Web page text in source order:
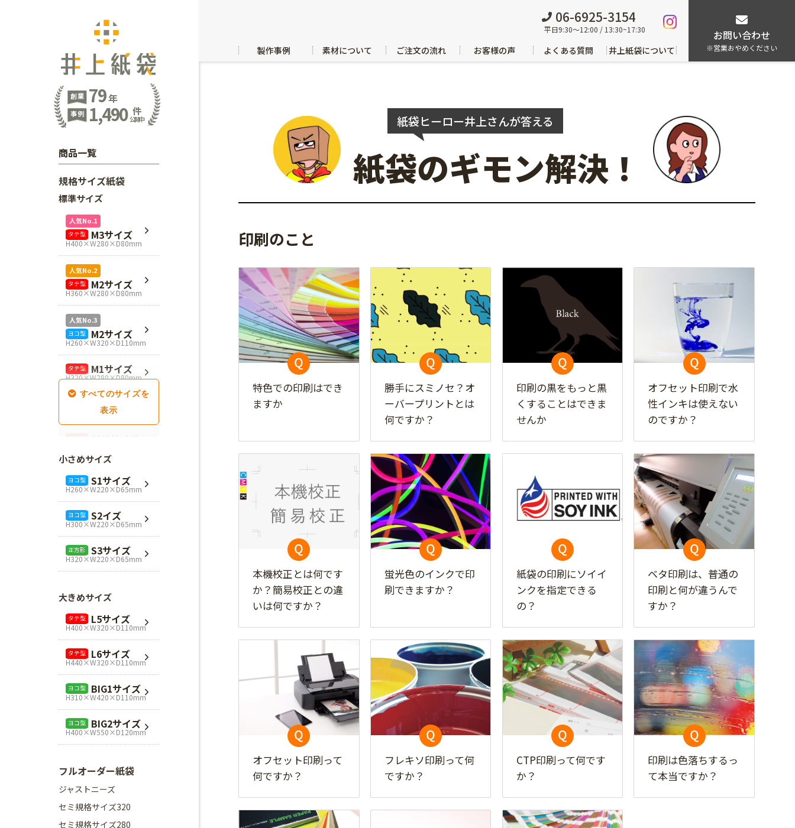
お問い合わせ
※営業おやめください
06-6925-3154
平日9:30～12:00 / 13:30~17:30
製作事例 素材について ご注文の流れ お客様の声 よくある質問 井上紙袋について
紙袋ヒーロー井上さんが答える
紙袋のギモン解決！
印刷のこと
特色での印刷はでき
ますか
勝手にスミノセ？オ
ーバープリントとは
何ですか？
印刷の黒をもっと黒
くすることはできま
せんか
オフセット印刷で水
性インキは使えない
のですか？
本機校正とは何です
か？簡易校正との違
いは何ですか？
蛍光色のインクで印
刷できますか？
紙袋の印刷にソイイ
ンクを指定できる
の？
ベタ印刷は、普通の
印刷と何が違うんで
すか？
オフセット印刷って
何ですか？
フレキソ印刷って何
ですか？
CTP印刷って何です
か？
印刷は色落ちするっ
て本当ですか？
創業 79年
事例 1,490 件
公開中
商品一覧
規格サイズ紙袋
標準サイズ
人気No.1
タテ型 M3サイズ
H400×W280×D80mm
人気No.2
タテ型 M2サイズ
H360×W280×D80mm
人気No.3
ヨコ型 M2サイズ
H260×W320×D110mm
タテ型 M1サイズ
H320×W280×D80mm
SM1サイズ
H280×W260×D100mm
SM3サイズ
H360×W260×D100mm
L4サイズ
H360×W320×D110mm
L1サイズ
H240×W320×D110mm
正方形 Mスクエア
H280×W280×D80mm
正方形 Lスクエア
H320×W320×D110mm
小さめサイズ
ヨコ型 S1サイズ
H260×W220×D65mm
ヨコ型 S2イズ
H300×W220×D65mm
正方形 S3サイズ
H320×W220×D65mm
大きめサイズ
タテ型 L5サイズ
H400×W320×D110mm
タテ型 L6サイズ
H440×W320×D110mm
ヨコ型 BIG1サイズ
H310×W420×D110mm
ヨコ型 BIG2サイズ
H400×W550×D120mm
フルオーダー紙袋
ジャストニーズ
セミ規格サイズ320
セミ規格サイズ280